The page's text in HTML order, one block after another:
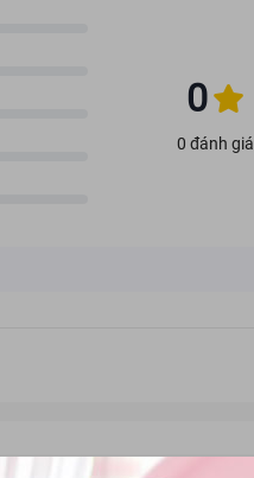
0
0 đánh giá